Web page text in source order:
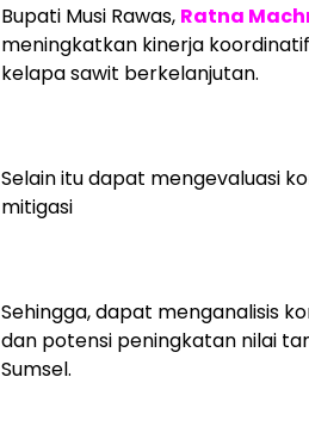
Bupati Musi Rawas, Ratna
meningkatkan kinerja
kelapa sawit berkelanjutan.
Selain itu dapat mengevaluasi
mitigasi
Sehingga, dapat menganalisis
dan potensi peningkatan nilai
Sumsel.